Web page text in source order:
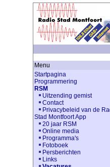
Menu
Startpagina
Programmering
RSM
Uitzending gemist
Contact
Privacybeleid van de
Stad Montfoort App
20 jaar RSM
Online media
Programma's
Fotoboek
Persberichten
Links